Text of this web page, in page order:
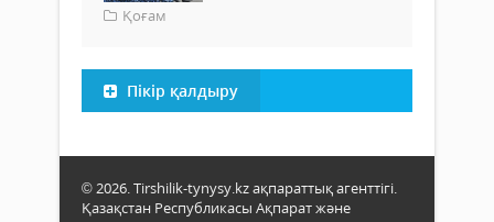
Қоғам
Пікір қалдыру
© 2026. Tirshilik-tynysy.kz ақпараттық агенттігі.
Қазақстан Республикасы Ақпарат және